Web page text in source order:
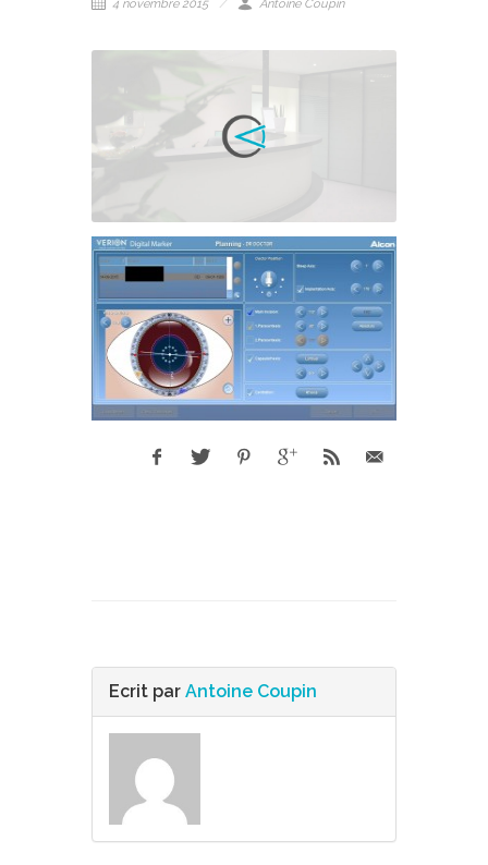
4 novembre 2015 Antoine Coupin
Ecrit par Antoine Coupin